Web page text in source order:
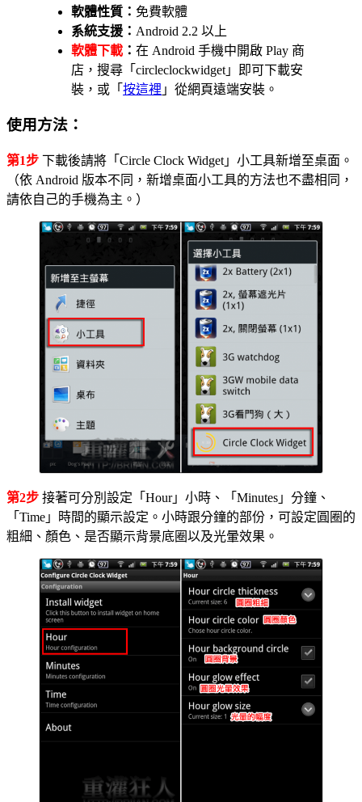
軟體性質： 免費軟體
系統支援： Android 2.2 以上
軟體下載 ： 在 Android 手機中開啟 Play 商
店，搜尋「circleclockwidget」即可下載安
裝，或「 按這裡 」從網頁遠端安裝。
使用方法：
第1步 下載後請將「Circle Clock Widget」小工具新增至桌面。
（依 Android 版本不同，新增桌面小工具的方法也不盡相同，
請依自己的手機為主。）
第2步 接著可分別設定「Hour」小時、「Minutes」分鐘、
「Time」時間的顯示設定。小時跟分鐘的部份，可設定圓圈的
粗細、顏色、是否顯示背景底圈以及光暈效果。